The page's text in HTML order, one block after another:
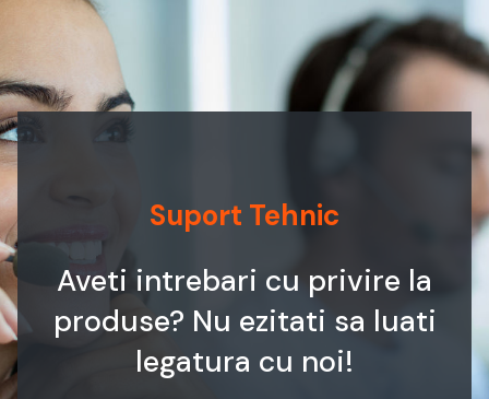
Suport Tehnic
Aveti intrebari cu privire la
produse? Nu ezitati sa luati
legatura cu noi!